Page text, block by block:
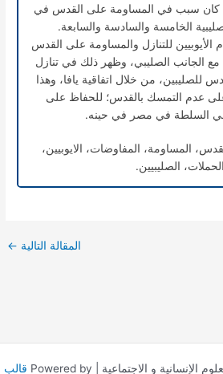
سبب في المساومة على القدس في
الخامسة والسادسة والسابعة.
للتنازل والمساومة على القدس
الجانب الصليبي، وظهر ذلك في تنازل
للصليبين، من خلال اتفاقية يافا، وهذا
عدم التمسك بالقدس؛ للحفاظ على
السلطة في مصر في حينه.
المساومة، المفاوضات، الايوبيين،
الحملات، الصليبيين.
المقالة التالية ←
قالب